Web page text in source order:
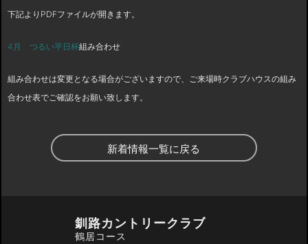
下記よりPDFファイルが開きます。
4月 つるい平日杯組み合わせ
組み合わせは変更となる場合がございますので、ご来場時クラブハウスの組み
合わせ表でご確認をお願い致します。
新着情報一覧に戻る
釧路カントリークラブ
鶴居コース